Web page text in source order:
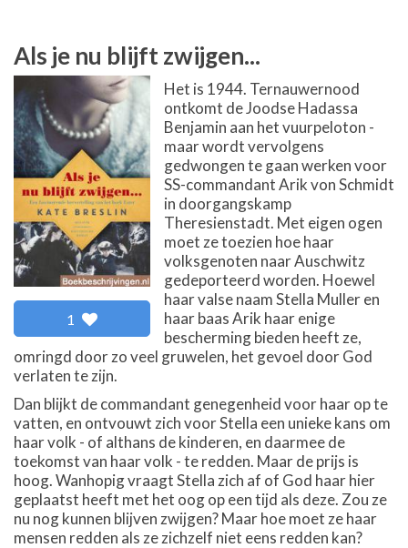
Als je nu blijft zwijgen...
1
Het is 1944. Ternauwernood
ontkomt de Joodse Hadassa
Benjamin aan het vuurpeloton -
maar wordt vervolgens
gedwongen te gaan werken voor
SS-commandant Arik von Schmidt
in doorgangskamp
Theresienstadt. Met eigen ogen
moet ze toezien hoe haar
volksgenoten naar Auschwitz
gedeporteerd worden. Hoewel
haar valse naam Stella Muller en
haar baas Arik haar enige
bescherming bieden heeft ze,
omringd door zo veel gruwelen, het gevoel door God
verlaten te zijn.
Dan blijkt de commandant genegenheid voor haar op te
vatten, en ontvouwt zich voor Stella een unieke kans om
haar volk - of althans de kinderen, en daarmee de
toekomst van haar volk - te redden. Maar de prijs is
hoog. Wanhopig vraagt Stella zich af of God haar hier
geplaatst heeft met het oog op een tijd als deze. Zou ze
nu nog kunnen blijven zwijgen? Maar hoe moet ze haar
mensen redden als ze zichzelf niet eens redden kan?